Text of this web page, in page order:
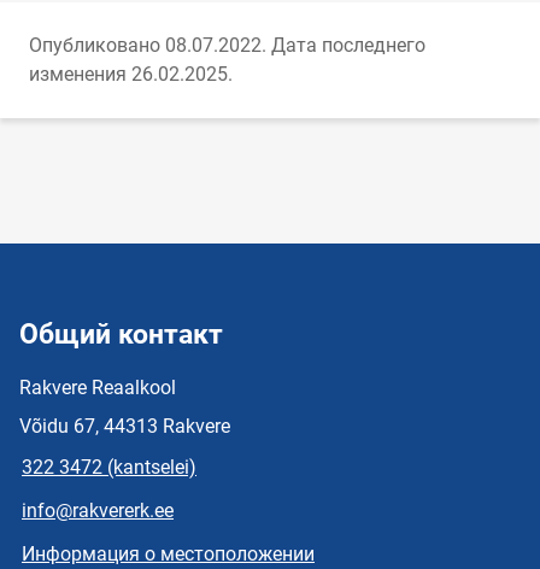
Опубликовано 08.07.2022. Дата последнего
изменения 26.02.2025.
Общий контакт
Rakvere Reaalkool
Võidu 67, 44313 Rakvere
322 3472 (kantselei)
info@rakvererk.ee
Информация о местоположении